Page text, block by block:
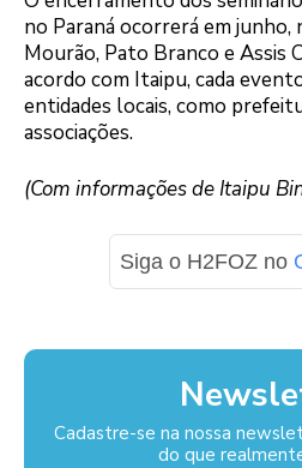
no Paraná ocorrerá em junho,
Mourão, Pato Branco e Assis
acordo com Itaipu, cada
entidades locais, como
associações.
(Com informações de Itaipu
Siga o H2FOZ no
Cadastre-se na nossa
do que